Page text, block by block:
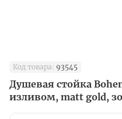
Код товара: 93545
Душевая стойка
изливом, matt gold,